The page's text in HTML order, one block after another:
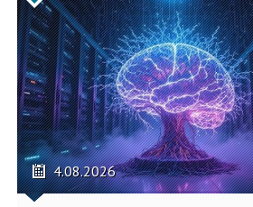
4.08.2026